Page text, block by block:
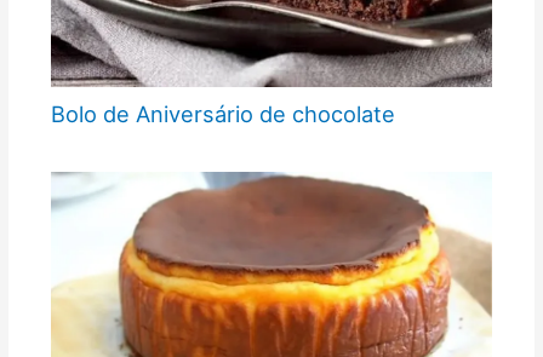
Bolo de Aniversário de chocolate